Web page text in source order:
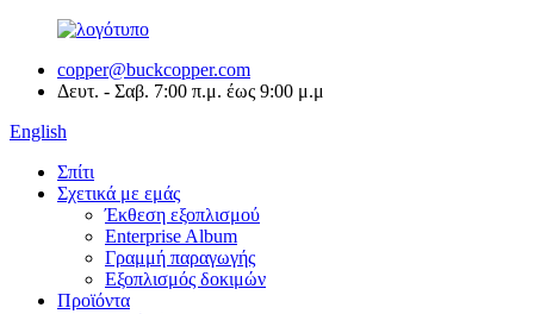
copper@buckcopper.com
Δευτ. - Σαβ. 7:00 π.μ. έως 9:00 μ.μ
English
Σπίτι
Σχετικά με εμάς
Έκθεση εξοπλισμού
Enterprise Album
Γραμμή παραγωγής
Εξοπλισμός δοκιμών
Προϊόντα